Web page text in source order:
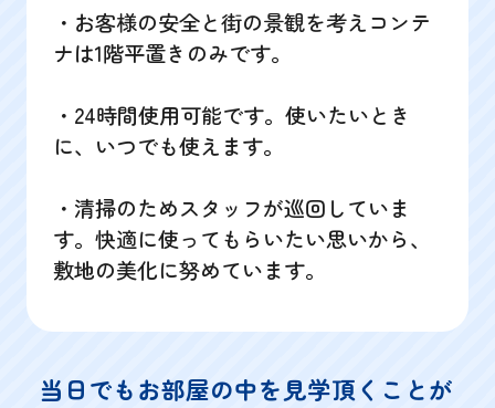
・お客様の安全と街の景観を考えコンテ
ナは1階平置きのみです。
・24時間使用可能です。使いたいとき
に、いつでも使えます。
・清掃のためスタッフが巡回していま
す。快適に使ってもらいたい思いから、
敷地の美化に努めています。
当日でもお部屋の中を見学頂くことが